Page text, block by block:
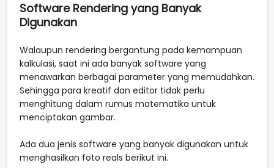
Software Rendering yang Banyak
Digunakan
Walaupun rendering bergantung pada kemampuan
kalkulasi, saat ini ada banyak software yang
menawarkan berbagai parameter yang memudahkan.
Sehingga para kreatif dan editor tidak perlu
menghitung dalam rumus matematika untuk
menciptakan gambar.
Ada dua jenis software yang banyak digunakan untuk
menghasilkan foto reals berikut ini.